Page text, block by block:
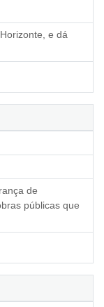
e dá
de
públicas que